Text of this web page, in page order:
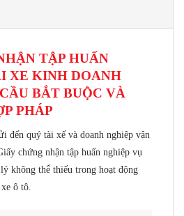
TẬP HUẤN
XE KINH DOANH
BẮT BUỘC VÀ
PHÁP
đến quý tài xế và doanh nghiệp vận
chứng nhận tập huấn nghiệp vụ
không thể thiếu trong hoạt động
ô tô.